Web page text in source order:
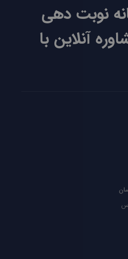
نوبت دهی
آنلاین با